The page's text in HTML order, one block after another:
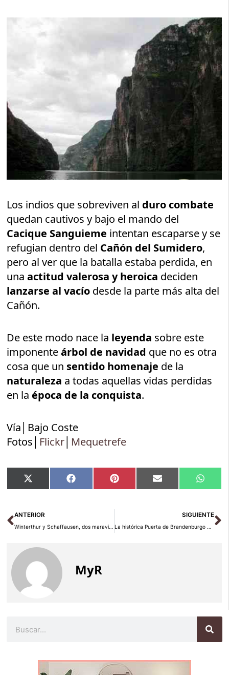
Los indios que sobreviven al duro combate
quedan cautivos y bajo el mando del
Cacique Sanguieme intentan escaparse y se
refugian dentro del Cañón del Sumidero,
pero al ver que la batalla estaba perdida, en
unaactitud valerosa y heroica deciden
lanzarse al vacío desde la parte más alta del
Cañón.
De este modo nace la leyenda sobre este
imponenteárbol de navidad que no es otra
cosa que un sentido homenaje de la
naturaleza a todas aquellas vidas perdidas
en la época de la conquista.
Vía│Bajo Coste
Fotos│ Flickr Mequetrefe
Compartir
en
X
(Twitter)
Compartir
en
Facebook Compartir
en
Pinterest Compartir
en
Email
en
Ant
ANTERIOR
Winterthur y Schaffausen, dos maravillas distintas de Suiza
SIGUIENTE
La histórica Puerta de Brandenburgo en Berlín
MyR